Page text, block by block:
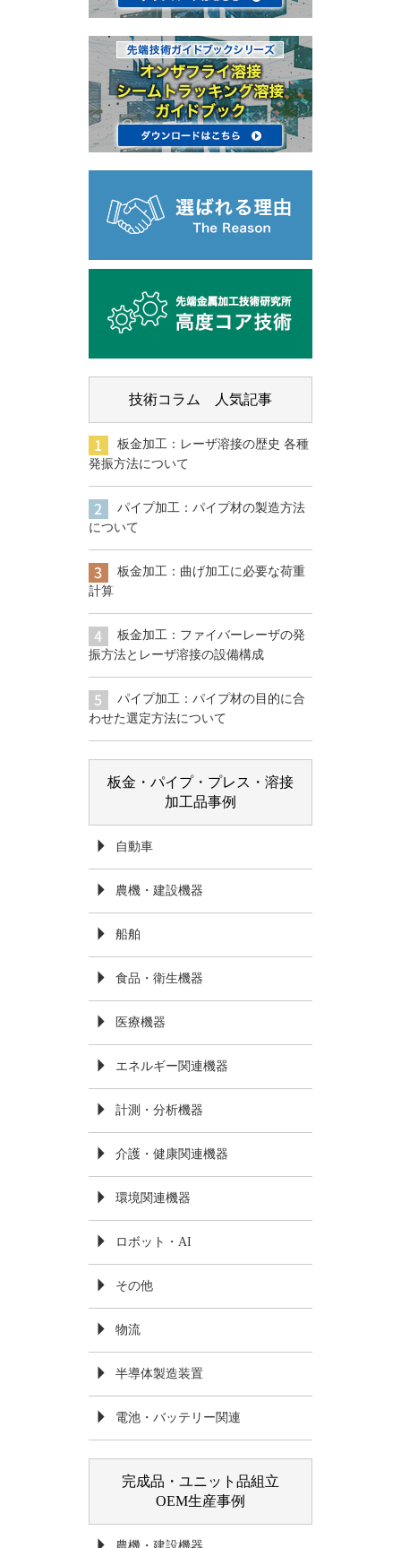
技術コラム 人気記事
板金加工：レーザ溶接の歴史 各種
発振方法について
パイプ加工：パイプ材の製造方法
について
板金加工：曲げ加工に必要な荷重
計算
板金加工：ファイバーレーザの発
振方法とレーザ溶接の設備構成
パイプ加工：パイプ材の目的に合
わせた選定方法について
板金・パイプ・プレス・溶接
加工品事例
自動車
農機・建設機器
船舶
食品・衛生機器
医療機器
エネルギー関連機器
計測・分析機器
介護・健康関連機器
環境関連機器
ロボット・AI
その他
物流
半導体製造装置
電池・バッテリー関連
完成品・ユニット品組立
OEM生産事例